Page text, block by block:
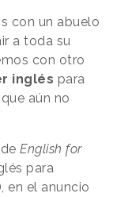
con un abuelo
a toda su
con otro
inglés para
aún no
deEnglish for
para
en el anuncio